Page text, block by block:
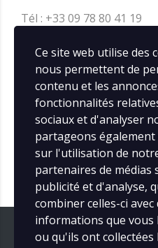
Tél : +33 09 78 80 41 19
SOCIAL MEDIA
Ce site web utilise des
nous permettent de
contenu et les
fonctionnalités
sociaux et d'analyser
partageons
sur l'utilisation de
partenaires de médias
publicité et d'analyse,
combiner celles-ci
informations que vous
ou qu'ils ont collectées